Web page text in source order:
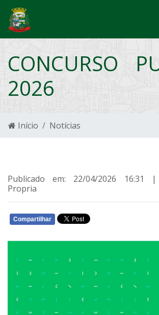
CONCURSO
2026
Início Notícias
Publicado em: 22/04/2026 16:31 |
Propria
Compartilhar